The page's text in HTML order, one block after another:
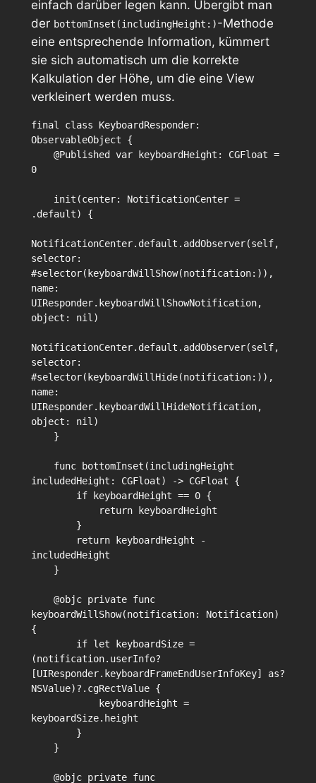
einfach darüber legen kann. Übergibt man
der bottomInset(includingHeight:)-Methode
eine entsprechende Information, kümmert
sie sich automatisch um die korrekte
Kalkulation der Höhe, um die eine View
verkleinert werden muss.
final class KeyboardResponder:
ObservableObject {
0
.default) {
NotificationCenter.default.addObserver(self,
selector:
#selector(keyboardWillShow(notification:)),
name:
UIResponder.keyboardWillShowNotification,
object: nil)
NotificationCenter.default.addObserver(self,
selector:
#selector(keyboardWillHide(notification:)),
name:
UIResponder.keyboardWillHideNotification,
object: nil)
includedHeight: CGFloat) -> CGFloat {
includedHeight
keyboardWillShow(notification: Notification)
{
(notification.userInfo?
[UIResponder.keyboardFrameEndUserInfoKey] as?
NSValue)?.cgRectValue {
keyboardSize.height